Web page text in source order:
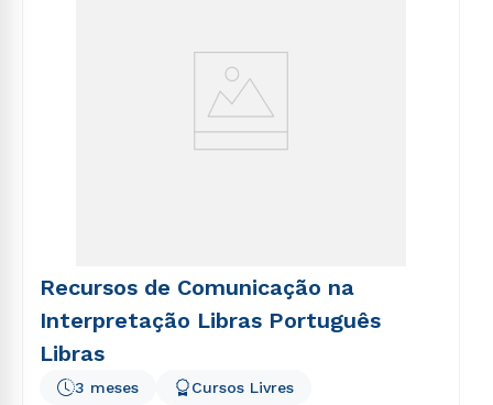
Recursos de Comunicação na
Interpretação Libras Português
Libras
3 meses Cursos Livres